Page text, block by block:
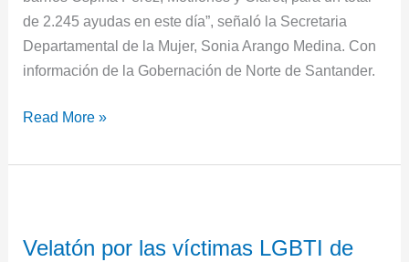
de 2.245 ayudas en este día”, señaló la Secretaria
Departamental de la Mujer, Sonia Arango Medina. Con
información de la Gobernación de Norte de Santander.
Read More »
Velatón por las víctimas LGBTI de
las